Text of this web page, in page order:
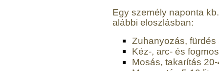
Egy személy naponta
alábbi eloszlásban:
Zuhanyozás, fürdés
Kéz-, arc- és
Mosás, takarítás